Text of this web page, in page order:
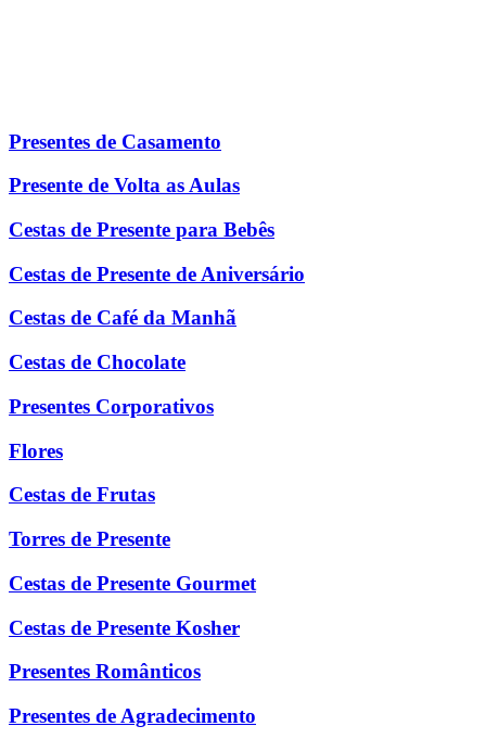
Presentes de Casamento
Presente de Volta as Aulas
Cestas de Presente para Bebês
Cestas de Presente de Aniversário
Cestas de Café da Manhã
Cestas de Chocolate
Presentes Corporativos
Flores
Cestas de Frutas
Torres de Presente
Cestas de Presente Gourmet
Cestas de Presente Kosher
Presentes Românticos
Presentes de Agradecimento